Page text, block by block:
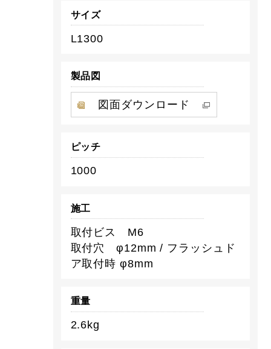
サイズ
L1300
製品図
図面ダウンロード
ピッチ
1000
施工
取付ビス M6
取付穴 φ12mm / フラッシュド
ア取付時 φ8mm
重量
2.6kg